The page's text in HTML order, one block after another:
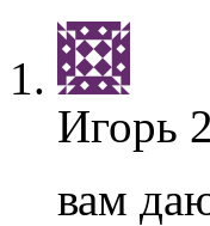
Игорь
вам